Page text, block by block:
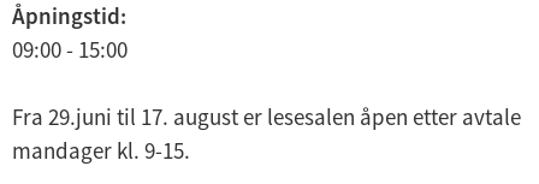
Åpningstid:
09:00 - 15:00
Fra 29.juni til 17. august er lesesalen åpen etter avtale
mandager kl. 9-15.